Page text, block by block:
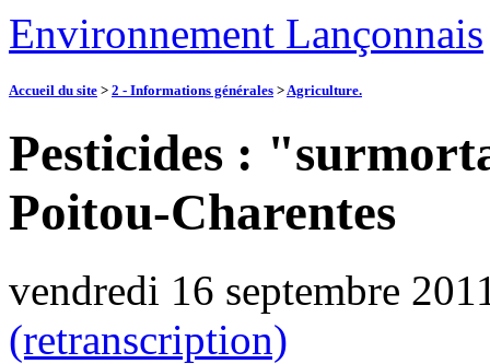
Environnement Lançonnais
Accueil du site > 2 - Informations générales >Agriculture.
Pesticides :
Poitou-Charentes
vendredi 16 septembre
(retranscription)